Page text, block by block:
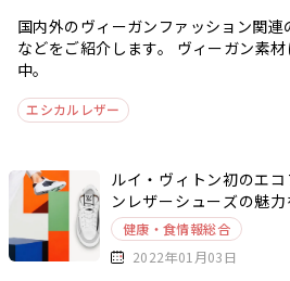
国内外のヴィーガンファッション関連
などをご紹介します。
ヴィーガン素
中。
エシカルレザー
ルイ・ヴィトン初のエ
ンレザーシューズの魅
健康・食情報総合
2022年01月03日